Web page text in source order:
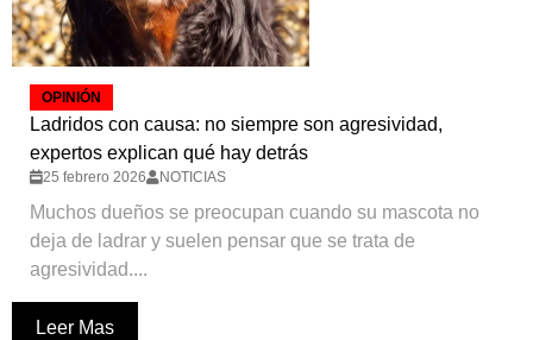
OPINIÓN
Ladridos con causa: no siempre son agresividad,
expertos explican qué hay detrás
25 febrero 2026 NOTICIAS
Muchos dueños se preocupan cuando su mascota no
deja de ladrar y suelen pensar que se trata de
agresividad....
Leer Mas